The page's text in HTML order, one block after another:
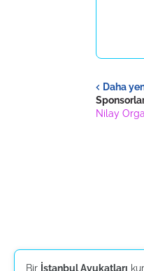
Daha
Nilay
Bir İstanbul Avukatları